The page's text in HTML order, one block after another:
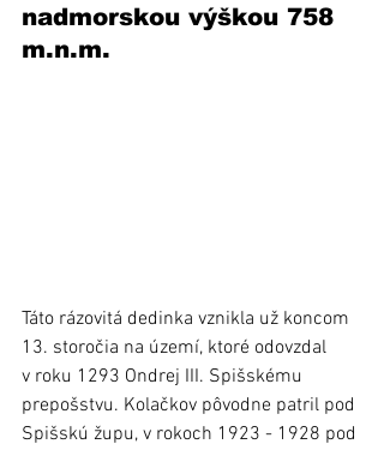
nadmorskou výškou 758
m.n.m.
Táto rázovitá dedinka vznikla už koncom
13. storočia na území, ktoré odovzdal
v roku 1293 Ondrej III. Spišskému
prepošstvu. Kolačkov pôvodne patril pod
Spišskú župu, v rokoch 1923 - 1928 pod